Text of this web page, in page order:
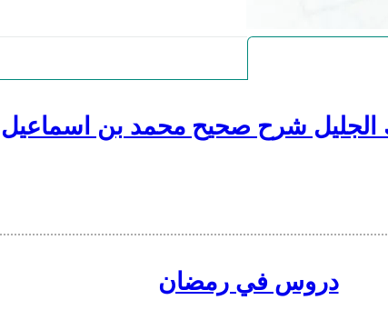
الجليل شرح صحيح محمد بن اسماعيل
دروس في رمضان